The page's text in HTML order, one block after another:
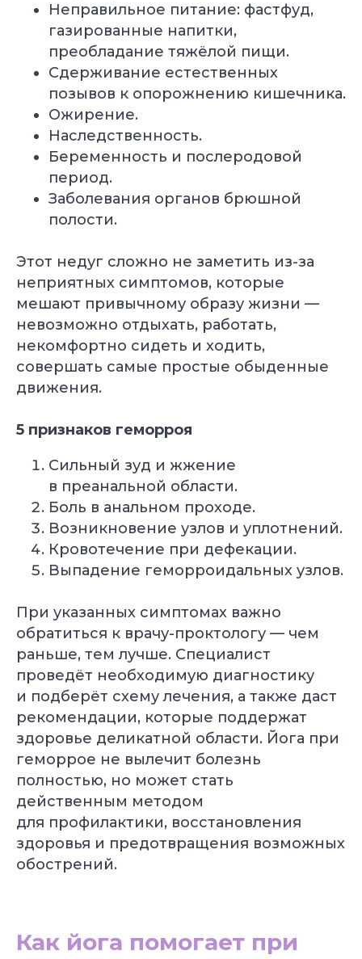
Неправильное питание: фастфуд,
газированные напитки,
преобладание тяжёлой пищи.
Сдерживание естественных
позывов к опорожнению кишечника.
Ожирение.
Наследственность.
Беременность и послеродовой
период.
Заболевания органов брюшной
полости.
Этот недуг сложно не заметить из-за
неприятных симптомов, которые
мешают привычному образу жизни —
невозможно отдыхать, работать,
некомфортно сидеть и ходить,
совершать самые простые обыденные
движения.
5 признаков геморроя
Сильный зуд и жжение
в преанальной области.
Боль в анальном проходе.
Возникновение узлов и уплотнений.
Кровотечение при дефекации.
Выпадение геморроидальных узлов.
При указанных симптомах важно
обратиться к врачу-проктологу — чем
раньше, тем лучше. Специалист
проведёт необходимую диагностику
и подберёт схему лечения, а также даст
рекомендации, которые поддержат
здоровье деликатной области. Йога при
геморрое не вылечит болезнь
полностью, но может стать
действенным методом
для профилактики, восстановления
здоровья и предотвращения возможных
обострений.
Как йога помогает при